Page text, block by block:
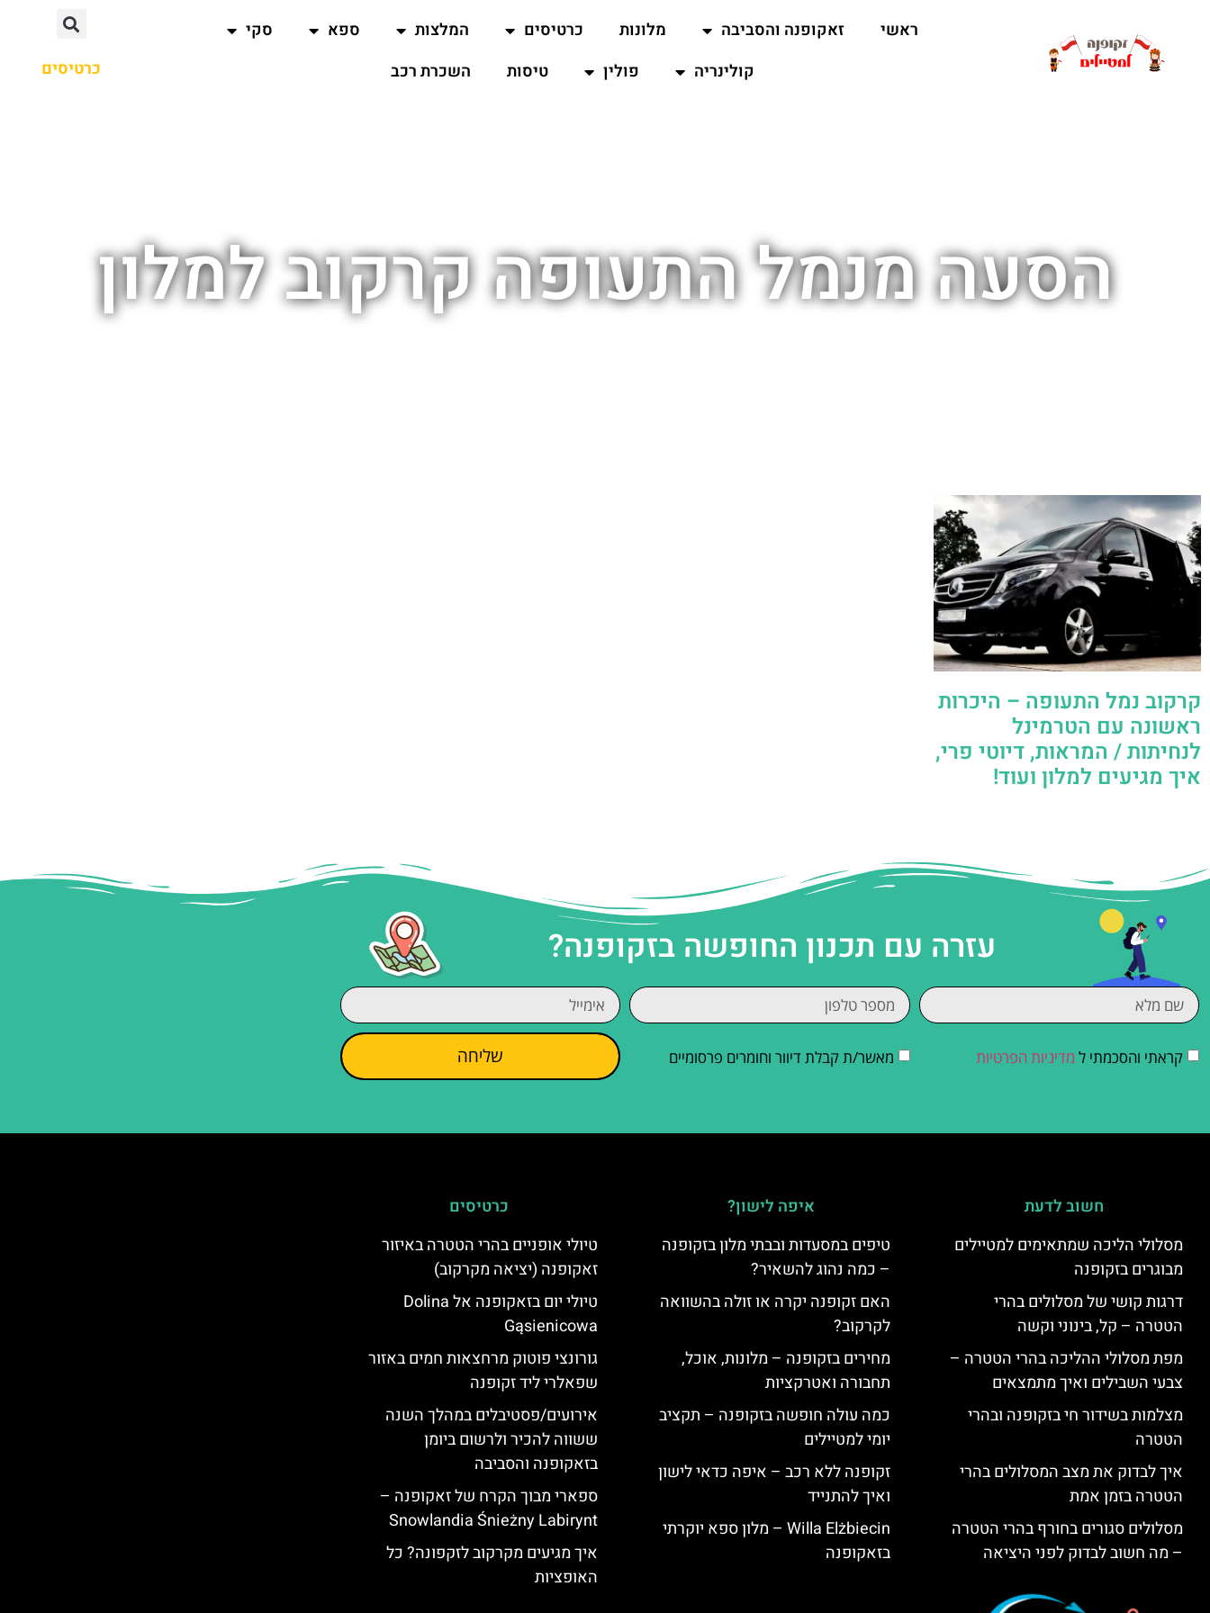
ראשי זאקופנה והסביבה מלונות כרטיסים המלצות ספא
סקי
קולינריה
פולין טיסות השכרת רכב כרטיסים
הסעה מנמל התעופה קרקוב למלון
קרקוב נמל התעופה – היכרות
ראשונה עם הטרמינל
לנחיתות / המראות, דיוטי פרי,
איך מגיעים למלון ועוד!
עזרה עם תכנון החופשה בזקופנה?
קראתי והסכמתי ל מדיניות הפרטיות מאשר/ת קבלת דיוור וחומרים פרסומיים שליחה
חשוב לדעת
מסלולי הליכה שמתאימים למטיילים
מבוגרים בזקופנה
דרגות קושי של מסלולים בהרי
הטטרה – קל, בינוני וקשה
מפת מסלולי ההליכה בהרי הטטרה –
צבעי השבילים ואיך מתמצאים
מצלמות בשידור חי בזקופנה ובהרי
הטטרה
איך לבדוק את מצב המסלולים בהרי
הטטרה בזמן אמת
מסלולים סגורים בחורף בהרי הטטרה
– מה חשוב לבדוק לפני היציאה
איפה לישון?
טיפים במסעדות ובבתי מלון בזקופנה
– כמה נהוג להשאיר?
האם זקופנה יקרה או זולה בהשוואה
לקרקוב?
מחירים בזקופנה – מלונות, אוכל,
תחבורה ואטרקציות
כמה עולה חופשה בזקופנה – תקציב
יומי למטיילים
זקופנה ללא רכב – איפה כדאי לישון
ואיך להתנייד
Willa Elżbiecin – מלון ספא יוקרתי
בזאקופנה
כרטיסים
טיולי אופניים בהרי הטטרה באיזור
זאקופנה (יציאה מקרקוב)
טיולי יום בזאקופנה אל Dolina
Gąsienicowa
גורונצי פוטוק מרחצאות חמים באזור
שפאלרי ליד זקופנה
אירועים/פסטיבלים במהלך השנה
ששווה להכיר ולרשום ביומן
בזאקופנה והסביבה
ספארי מבוך הקרח של זאקופנה –
Snowlandia Śnieżny Labirynt
איך מגיעים מקרקוב לזקפונה? כל
האופציות